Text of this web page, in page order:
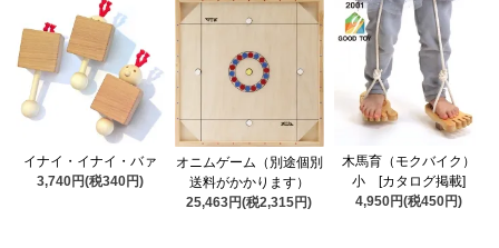
イナイ・イナイ・バァ
3,740円(税340円)
オニムゲーム（別途個別
送料がかかります）
25,463円(税2,315円)
木馬育（モクバイク）
小 [カタログ掲載]
4,950円(税450円)